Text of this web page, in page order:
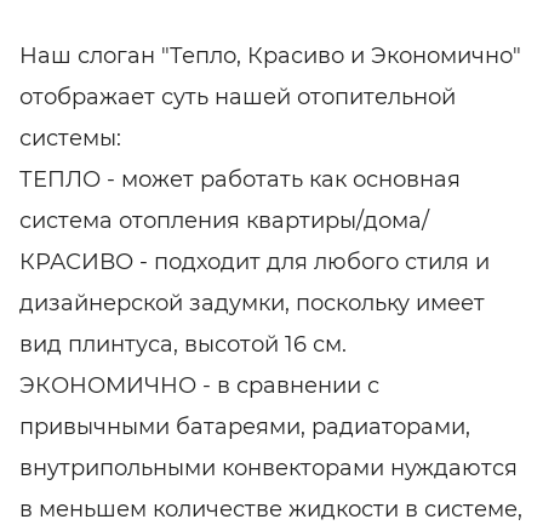
Наш слоган "Тепло, Красиво и Экономично"
отображает суть нашей отопительной
системы:
ТЕПЛО - может работать как основная
система отопления квартиры/дома/
КРАСИВО - подходит для любого стиля и
дизайнерской задумки, поскольку имеет
вид плинтуса, высотой 16 см.
ЭКОНОМИЧНО - в сравнении с
привычными батареями, радиаторами,
внутрипольными конвекторами нуждаются
в меньшем количестве жидкости в системе,